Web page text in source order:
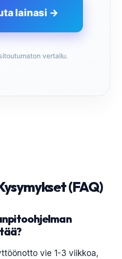
lainasi →
vertailu.
(FAQ)
vie 1-3 viikkoa,